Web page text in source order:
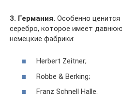
3. Германия. Особенно
серебро, которое имеет
немецкие фабрики:
Herbert Zeitner;
Robbe & Berking;
Franz Schnell Halle.